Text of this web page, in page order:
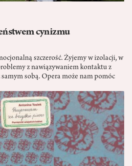
cynizmu
szczerość. Żyjemy w izolacji, w
z nawiązywaniem kontaktu z
sobą. Opera może nam pomóc